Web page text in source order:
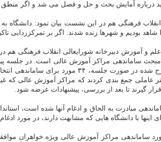
درباره آمایش بحث و حل و فصل می شد و اگر
انقلاب فرهنگی هم در این نشست بیان نمود:
بودیم و شهرها زنده شدند. اگر بر تمرکززدایی
و آموزش دبیرخانه شورایعالی انقلاب فرهنگی هم
جمع بندی کردند که مراکز آموزش عالی که
گیرند تا بعد از بررسی، پیشنهادات عرضه شود.
مبادرت به الحاق و ادغام آنها شده است،
اینها با دانشگاه هایی که مشابهت دارند، در مورد